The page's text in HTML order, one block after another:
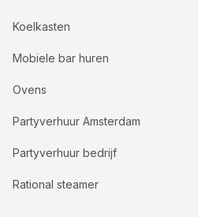
Koelkasten
Mobiele bar huren
Ovens
Partyverhuur Amsterdam
Partyverhuur bedrijf
Rational steamer